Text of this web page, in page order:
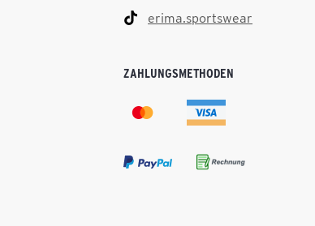
erima.sportswear
ZAHLUNGSMETHODEN